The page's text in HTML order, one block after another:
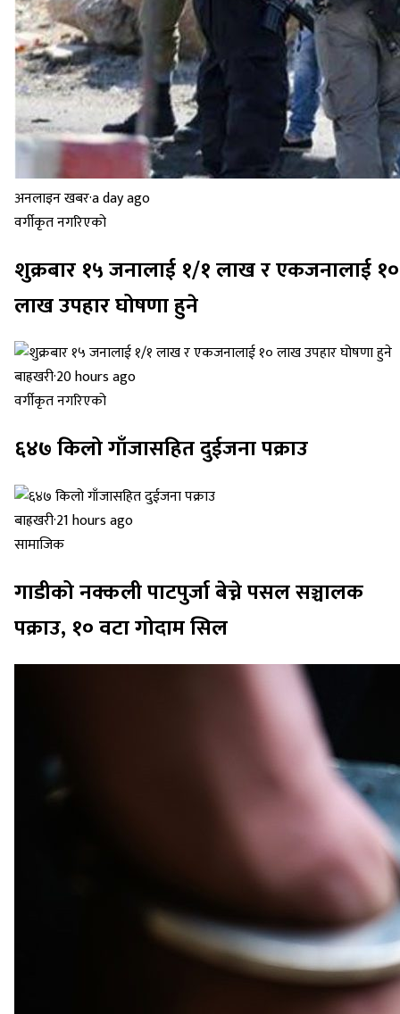
अनलाइन खबर·a day ago
वर्गीकृत नगरिएको
शुक्रबार १५ जनालाई १/१ लाख र एकजनालाई १०
लाख उपहार घोषणा हुने
बाह्रखरी·20 hours ago
वर्गीकृत नगरिएको
६४७ किलो गाँजासहित दुईजना पक्राउ
बाह्रखरी·21 hours ago
सामाजिक
गाडीको नक्कली पाटपुर्जा बेच्ने पसल सञ्चालक
पक्राउ, १० वटा गोदाम सिल